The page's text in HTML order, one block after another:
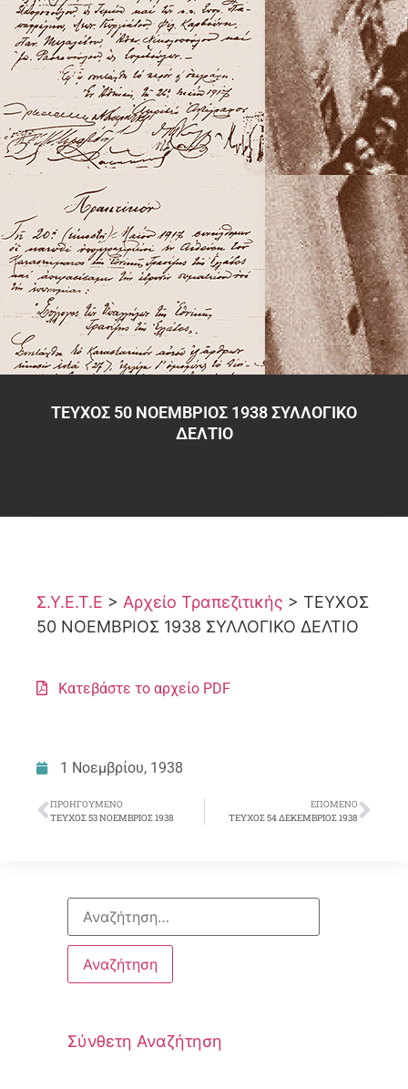
ΤΕΥΧΟΣ 50 ΝΟΕΜΒΡΙΟΣ 1938 ΣΥΛΛΟΓΙΚΟ
ΔΕΛΤΙΟ
Σ.Υ.Ε.Τ.Ε > Αρχείο Τραπεζιτικής > ΤΕΥΧΟΣ
50 ΝΟΕΜΒΡΙΟΣ 1938 ΣΥΛΛΟΓΙΚΟ ΔΕΛΤΙΟ
Κατεβάστε το αρχείο PDF
1 Νοεμβρίου, 1938
ΠΡΟΗΓΟΎΜΕΝΟ
ΤΕΥΧΟΣ 53 ΝΟΕΜΒΡΙΟΣ 1938
ΕΠΌΜΕΝΟ
ΤΕΥΧΟΣ 54 ΔΕΚΕΜΒΡΙΟΣ 1938
Σύνθετη Αναζήτηση